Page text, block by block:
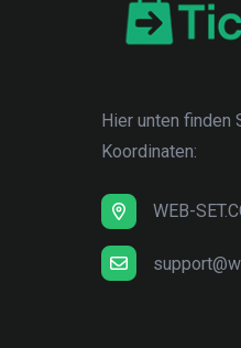
Hier unten finden
Koordinaten:
WEB-